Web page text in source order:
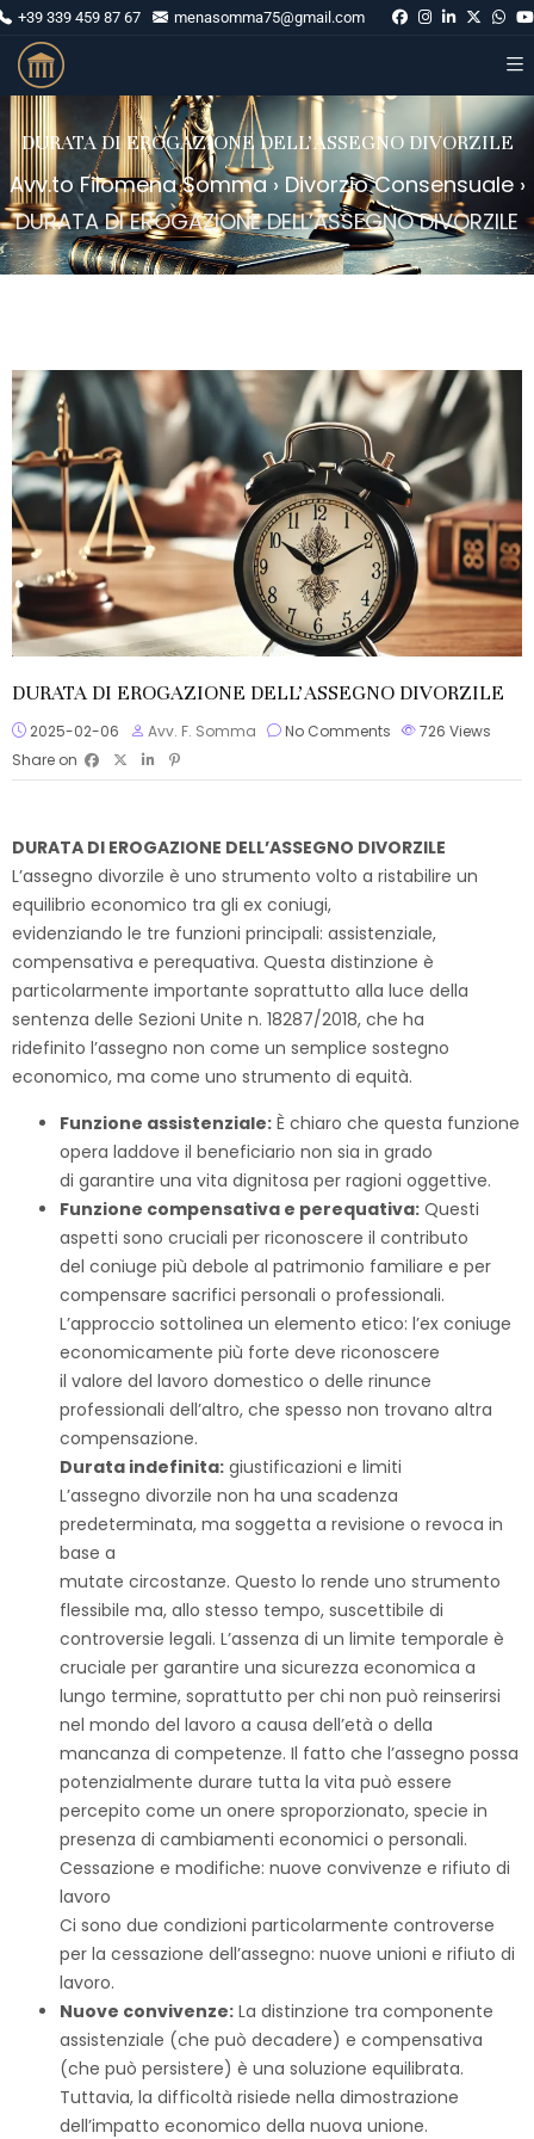
+39 339 459 87 67 menasomma75@gmail.com
DURATA DI EROGAZIONE DELL’ASSEGNO DIVORZILE
Avv.to Filomena Somma› Divorzio Consensuale›
DURATA DI EROGAZIONE DELL’ASSEGNO DIVORZILE
DURATA DI EROGAZIONE DELL’ASSEGNO DIVORZILE
2025-02-06 Avv. F. Somma No Comments 726 Views
Share on
DURATA DI EROGAZIONE DELL’ASSEGNO DIVORZILE
L’assegno divorzile è uno strumento volto a ristabilire un
equilibrio economico tra gli ex coniugi,
evidenziando le tre funzioni principali: assistenziale,
compensativa e perequativa. Questa distinzione è
particolarmente importante soprattutto alla luce della
sentenza delle Sezioni Unite n. 18287/2018, che ha
ridefinito l’assegno non come un semplice sostegno
economico, ma come uno strumento di equità.
Funzione assistenziale: È chiaro che questa funzione
opera laddove il beneficiario non sia in grado
di garantire una vita dignitosa per ragioni oggettive.
Funzione compensativa e perequativa: Questi
aspetti sono cruciali per riconoscere il contributo
del coniuge più debole al patrimonio familiare e per
compensare sacrifici personali o professionali.
L’approccio sottolinea un elemento etico: l’ex coniuge
economicamente più forte deve riconoscere
il valore del lavoro domestico o delle rinunce
professionali dell’altro, che spesso non trovano altra
compensazione.
Durata indefinita: giustificazioni e limiti
L’assegno divorzile non ha una scadenza
predeterminata, ma soggetta a revisione o revoca in
base a
mutate circostanze. Questo lo rende uno strumento
flessibile ma, allo stesso tempo, suscettibile di
controversie legali. L’assenza di un limite temporale è
cruciale per garantire una sicurezza economica a
lungo termine, soprattutto per chi non può reinserirsi
nel mondo del lavoro a causa dell’età o della
mancanza di competenze. Il fatto che l’assegno possa
potenzialmente durare tutta la vita può essere
percepito come un onere sproporzionato, specie in
presenza di cambiamenti economici o personali.
Cessazione e modifiche: nuove convivenze e rifiuto di
lavoro
Ci sono due condizioni particolarmente controverse
per la cessazione dell’assegno: nuove unioni e rifiuto di
lavoro.
Nuove convivenze: La distinzione tra componente
assistenziale (che può decadere) e compensativa
(che può persistere) è una soluzione equilibrata.
Tuttavia, la difficoltà risiede nella dimostrazione
dell’impatto economico della nuova unione.